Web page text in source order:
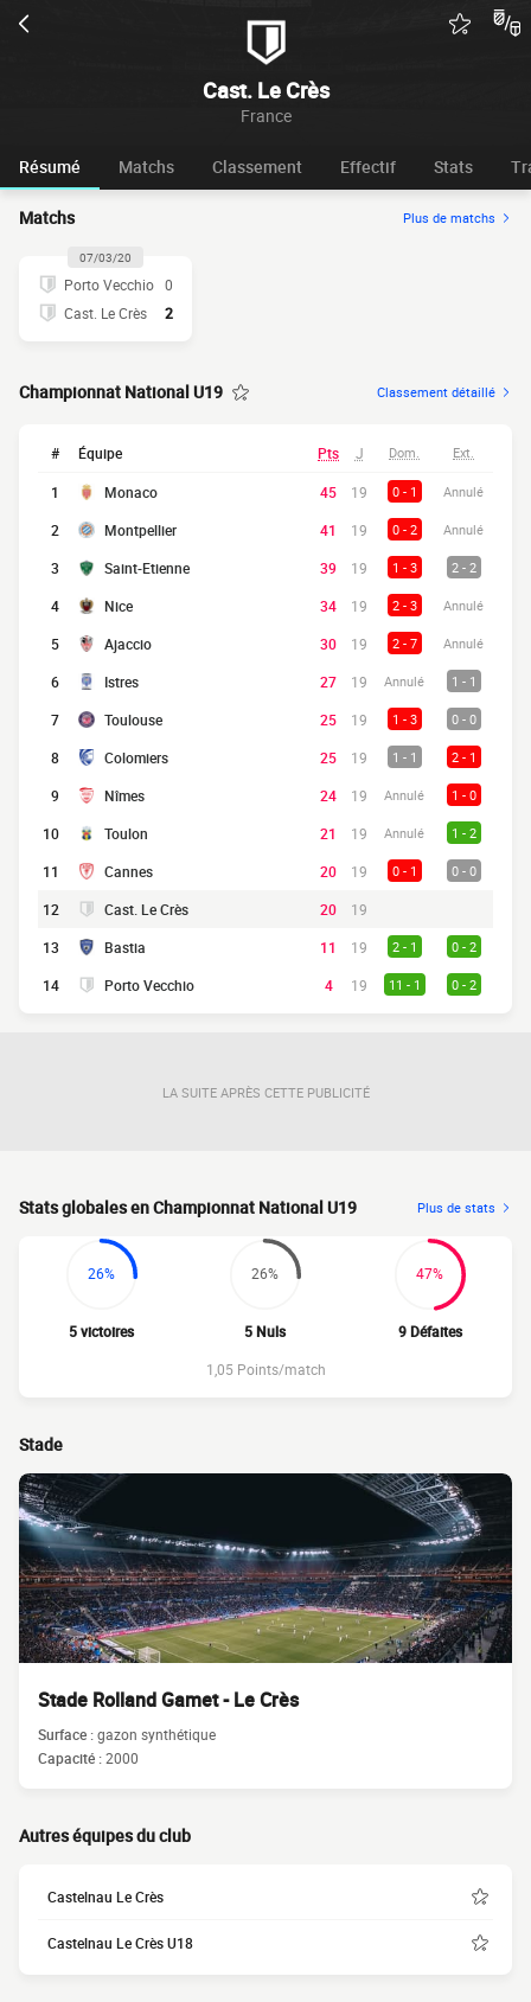
Cast. Le Crès
France
Résumé Matchs Classement Effectif Stats
Matchs Plus de matchs
07/03/20
Porto Vecchio 0
Cast. Le Crès
2
Championnat National U19 Classement détaillé
# Équipe Pts J Dom. Ext.
1 Monaco 45 19 0 - 1 Annulé
2 Montpellier 41 19 0 - 2 Annulé
3 Saint-Etienne 39 19 1 - 3 2 - 2
4 Nice 34 19 2 - 3 Annulé
5 Ajaccio 30 19 2 - 7 Annulé
6 Istres 27 19 Annulé 1 - 1
7 Toulouse 25 19 1 - 3 0 - 0
8 Colomiers 25 19 1 - 1 2 - 1
9 Nîmes 24 19 Annulé 1 - 0
10 Toulon 21 19 Annulé 1 - 2
11 Cannes 20 19 0 - 1 0 - 0
12 Cast. Le Crès 20
19
13
Bastia 11 19 2 - 1 0 - 2
14 Porto Vecchio 4 19 11 - 1 0 - 2
LA SUITE APRÈS CETTE PUBLICITÉ
Stats globales en Championnat National U19 Plus de stats
26%
5 victoires
26%
5 Nuls
47%
9 Défaites
1,05 Points/match
Stade
Stade Rolland Gamet - Le Crès
Surface :gazon synthétique
Capacité :2000
Autres équipes du club
Castelnau Le Crès
Castelnau Le Crès U18